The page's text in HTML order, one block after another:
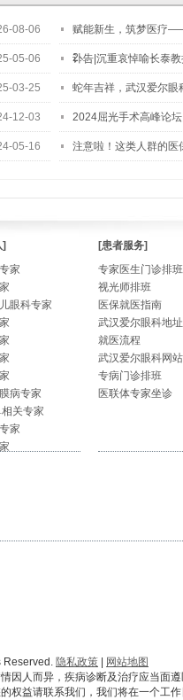
08-06 赋能新生，筑梦医疗
2…
05-06 讣告|沉重哀悼喻长泰教
03-25 蛇年吉祥，武汉爱尔
12-03 2024屈光手术高峰论
05-16 注意啦！这类人群的
家
眼科专家
病专家
关专家
家
[患者服务]
专家医生门诊排班
视光师排班
医保就医指南
武汉爱尔眼科地
就医流程
武汉爱尔眼科网
专病门诊排班
医联体专家坐诊
Reserved. 隐私政策
网站地图
因人而异，疾病诊断及治疗应当面遵
权益请联系我们，我们将在一个工作